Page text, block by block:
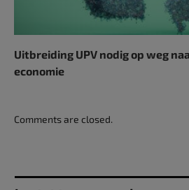
Uitbreiding UPV nodig op weg
economie
Comments are closed.